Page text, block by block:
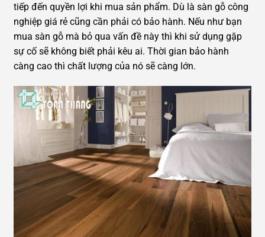
tiếp đến quyền lợi khi mua sản phẩm. Dù là sàn gỗ công
nghiệp giá rẻ cũng cần phải có bảo hành. Nếu như bạn
mua sàn gỗ mà bỏ qua vấn đề này thì khi sử dụng gặp
sự cố sẽ không biết phải kêu ai. Thời gian bảo hành
càng cao thì chất lượng của nó sẽ càng lớn.